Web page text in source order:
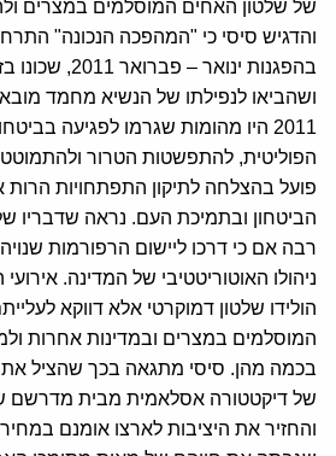
של שלטון האחים המוסלמים במצרים
בהפגנות ינואר –
ושהביאו לנפילתו של הנשיא מחמד
2011 היו מהומות שגרמו לפגיעה
הפוליטית, להתפשטות הטרור
פועל בהצלחה לתיקון התפתחויות הרות
הביטחון ובתמיכת העם. נראה שדבריו
רבה אם כי דרכו ליישום הרפורמות
ניהולו האוטוריטטיבי של המדינה.
הולידו שלטון דמוקרטי אלא דווקא
המוסלמים במצרים ובמדינות אחרות
בכמה מהן. סיסי מתגאה בכך שהציל
של דיקטטורה אסלאמית מבית מדרשם
והחזיר את היציבות לארצו אומנם